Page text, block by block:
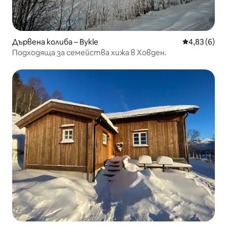
Дървена колиба – Bykle Средна
4,83 (6)
Подходяща за семейства хижа в Ховден.